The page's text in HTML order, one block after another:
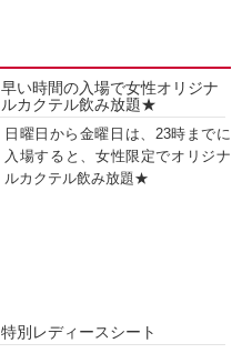
早い時間の入場で女性オリジナ
ルカクテル飲み放題★
日曜日から金曜日は、23時までに
入場すると、女性限定でオリジナ
ルカクテル飲み放題★
特別レディースシート